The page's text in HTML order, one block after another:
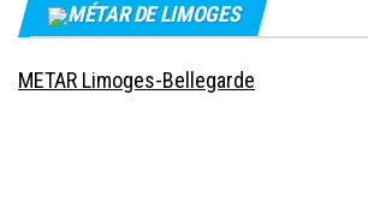
MÉTAR DE LIMOGES
METAR Limoges-Bellegarde